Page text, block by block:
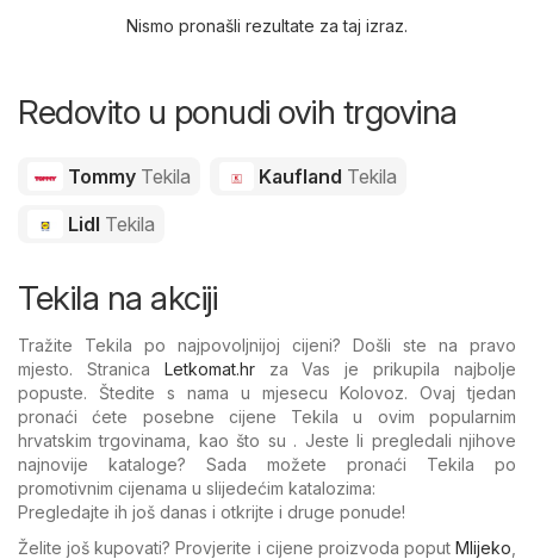
Nismo pronašli rezultate za taj izraz.
Redovito u ponudi ovih trgovina
Tommy Tekila Kaufland Tekila
Lidl Tekila
Tekila na akciji
Tražite Tekila po najpovoljnijoj cijeni? Došli ste na pravo
mjesto. Stranica Letkomat.hrza Vas je prikupila najbolje
popuste. Štedite s nama u mjesecu Kolovoz. Ovaj tjedan
pronaći ćete posebne cijene Tekila u ovim popularnim
hrvatskim trgovinama, kao što su . Jeste li pregledali njihove
najnovije kataloge? Sada možete pronaći Tekila po
promotivnim cijenama u slijedećim katalozima:
Pregledajte ih još danas i otkrijte i druge ponude!
Želite još kupovati? Provjerite i cijene proizvoda poput Mlijeko